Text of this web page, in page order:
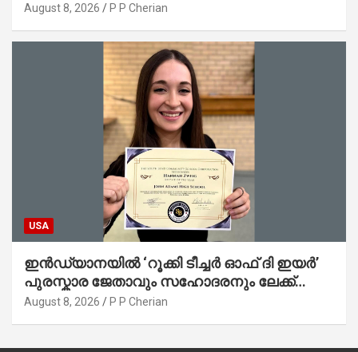
August 8, 2026 P P Cherian
USA
ഇൻഡ്യാനയിൽ ‘റൂക്കി ടീച്ചർ ഓഫ് ദി ഇയർ’
പുരസ്കാര ജേതാവും സഹോദരനും ലേക്ക്
മിഷിഗണിൽ മുങ്ങിമരിച്ചു
August 8, 2026 P P Cherian